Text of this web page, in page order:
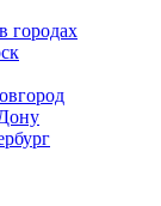
городах